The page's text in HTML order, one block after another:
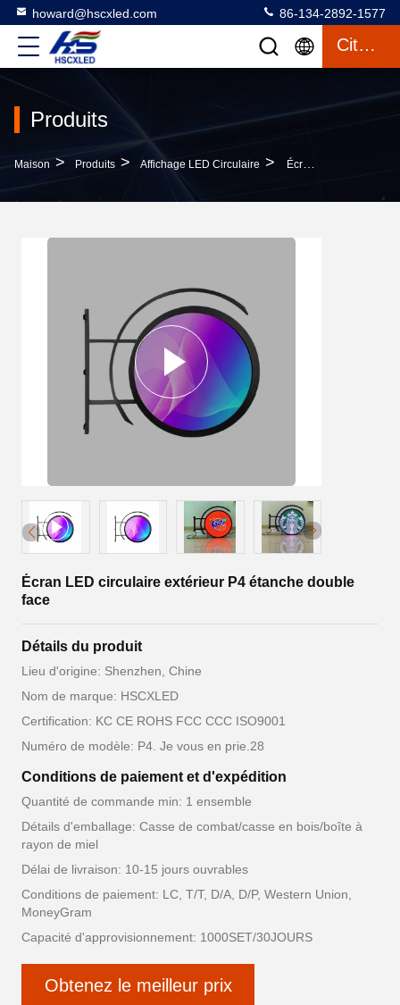
howard@hscxled.com 86-134-2892-1577
Citation
Produits
Maison > Produits > Affichage LED Circulaire > Écran LED Circulaire Extérieur P4 Étanche Double Face
Écran LED circulaire extérieur P4 étanche double
face
Détails du produit
Lieu d'origine: Shenzhen, Chine
Nom de marque: HSCXLED
Certification: KC CE ROHS FCC CCC ISO9001
Numéro de modèle: P4. Je vous en prie.28
Conditions de paiement et d'expédition
Quantité de commande min: 1 ensemble
Détails d'emballage: Casse de combat/casse en bois/boîte à
rayon de miel
Délai de livraison: 10-15 jours ouvrables
Conditions de paiement: LC, T/T, D/A, D/P, Western Union,
MoneyGram
Capacité d'approvisionnement: 1000SET/30JOURS
Obtenez le meilleur prix